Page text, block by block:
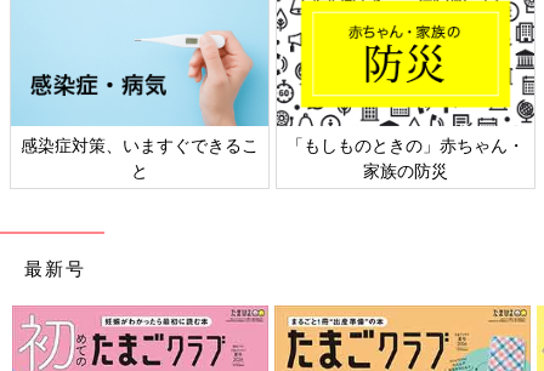
日本外来小児科学会リーフレッ
ト検討会
六星占術 細木かおりさんの人生
相談
最新号